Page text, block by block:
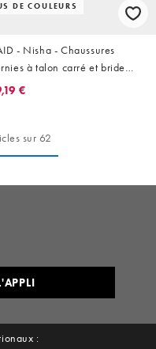
DE COULEURS
- Nisha - Chaussures
à talon carré et bride
- Bordeaux
€
sur 62
: